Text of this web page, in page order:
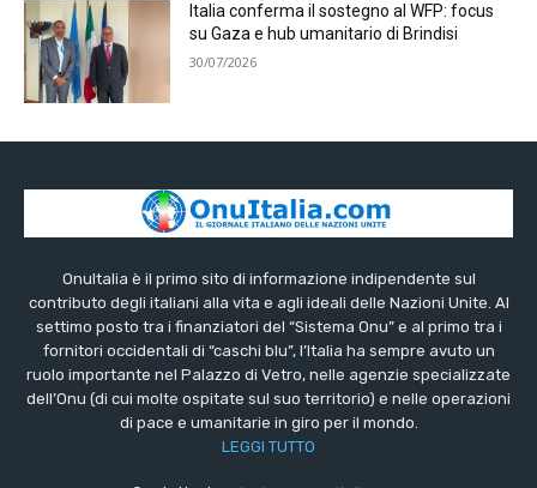
Italia conferma il sostegno al WFP: focus
su Gaza e hub umanitario di Brindisi
30/07/2026
OnuItalia è il primo sito di informazione indipendente sul
contributo degli italiani alla vita e agli ideali delle Nazioni Unite. Al
settimo posto tra i finanziatori del “Sistema Onu” e al primo tra i
fornitori occidentali di “caschi blu”, l’Italia ha sempre avuto un
ruolo importante nel Palazzo di Vetro, nelle agenzie specializzate
dell’Onu (di cui molte ospitate sul suo territorio) e nelle operazioni
di pace e umanitarie in giro per il mondo.
LEGGI TUTTO